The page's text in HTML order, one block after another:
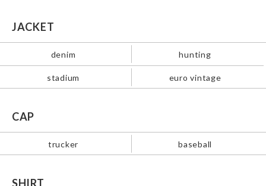
JACKET
denim hunting
stadium euro vintage
CAP
trucker baseball
SHIRT